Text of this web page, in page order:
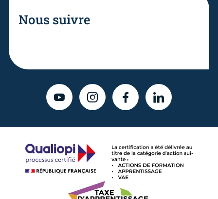
Nous suivre
YOUTUBEINSTAGRAMFACEBOOKLINKEDIN